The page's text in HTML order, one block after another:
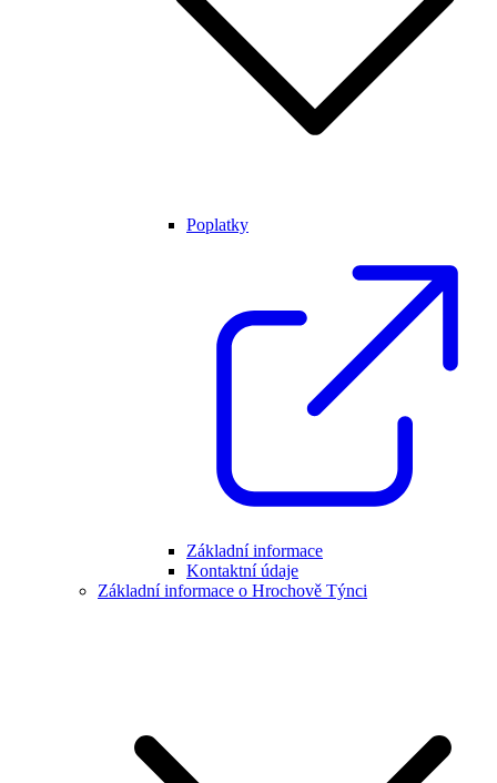
Poplatky
Základní informace
Kontaktní údaje
Základní informace o Hrochově Týnci